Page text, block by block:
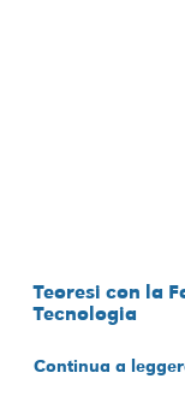
Teoresi con la
Tecnologia
Continua a